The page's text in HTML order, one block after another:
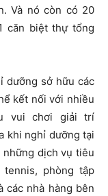
Và nó còn có 20
căn biệt thự tổng
dưỡng sở hữu các
kết nối với nhiều
vui chơi giải trí
khi nghỉ dưỡng tại
những dịch vụ tiêu
phòng tập
các nhà hàng bên